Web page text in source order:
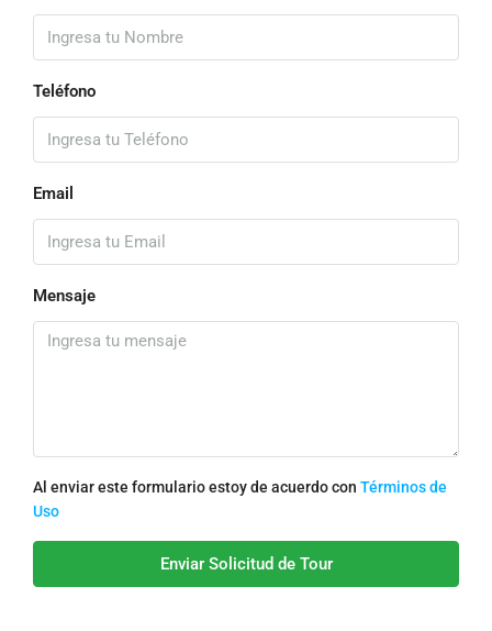
Teléfono
Email
Mensaje
Al enviar este formulario estoy de acuerdo con Términos de
Uso
Enviar Solicitud de Tour